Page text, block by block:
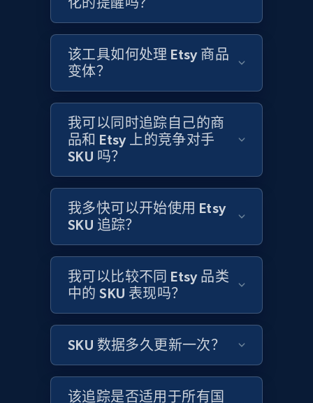
Amazon products global dataset
Title, Seller name, Brand, Description, Initial
price, Currency, Availability, Reviews count, and
2.1K+ 375+ 立即开始
products by specific category URL
Title, Seller name, Brand, Description, Initial
price, Currency, Availability, Reviews count, and
more.
2.1K+ 375+ 立即开始
Amazon products global dataset -
Collecting products by keyword search
Title, Seller name, Brand, Description, Initial
price, Currency, Availability, Reviews count, and
该工具如何处理 Etsy 商品
变体？
我可以同时追踪自己的商
品和 Etsy 上的竞争对手
SKU 吗？
我多快可以开始使用 Etsy
SKU 追踪？
我可以比较不同 Etsy 品类
中的 SKU 表现吗？
SKU 数据多久更新一次？
该追踪是否适用于所有国